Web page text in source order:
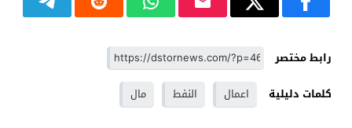
رابط مختصر
كلمات دليلية
اعمال النفط مال